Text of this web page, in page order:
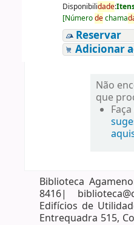
Disponibilidade:
[Númerodechama
Reservar
Adicionar
Não
que
Biblioteca
8416|
Edifícios de
Entrequadra 515,